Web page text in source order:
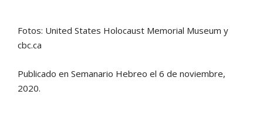
Fotos: United States Holocaust Memorial Museum y
cbc.ca
Publicado en Semanario Hebreo el 6 de noviembre,
2020.